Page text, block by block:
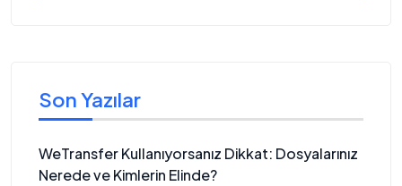
Son Yazılar
WeTransfer Kullanıyorsanız Dikkat: Dosyalarınız
Nerede ve Kimlerin Elinde?